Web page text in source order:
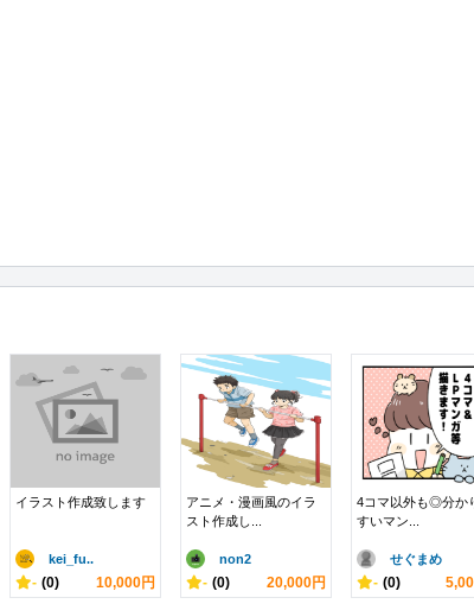
イラスト作成致します
kei_fu..
- (0) 10,000円
アニメ・漫画風のイラ
スト作成し...
non2
- (0) 20,000円
4コマ以外も◎分か
すいマン...
せぐまめ
- (0)